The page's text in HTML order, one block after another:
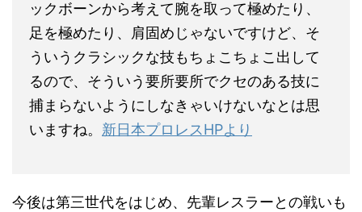
ックボーンから考えて腕を取って極めたり、
足を極めたり、肩固めじゃないですけど、そ
ういうクラシックな技もちょこちょこ出して
るので、そういう要所要所でクセのある技に
捕まらないようにしなきゃいけないなとは思
いますね。 新日本プロレスHPより
今後は第三世代をはじめ、先輩レスラーとの戦いも